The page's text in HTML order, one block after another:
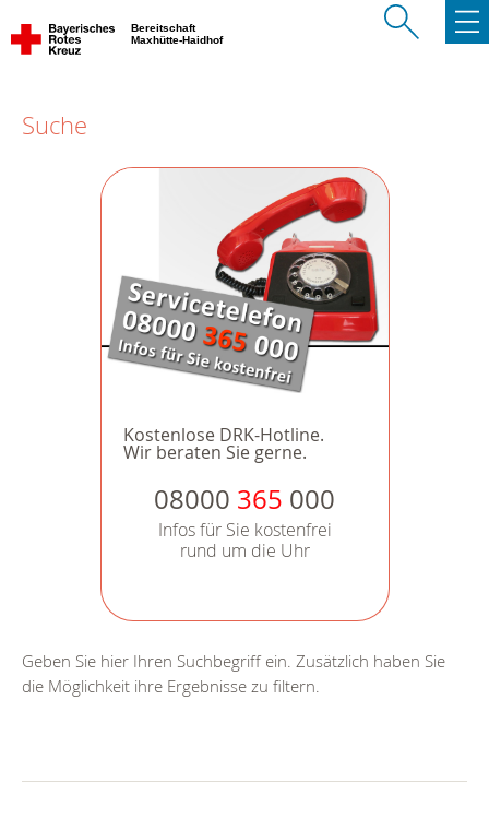
Bereitschaft
Maxhütte-Haidhof
Suche
Kostenlose DRK-Hotline.
Wir beraten Sie gerne.
08000 365 000
Infos für Sie kostenfrei
rund um die Uhr
Geben Sie hier Ihren Suchbegriff ein. Zusätzlich haben Sie
die Möglichkeit ihre Ergebnisse zu filtern.